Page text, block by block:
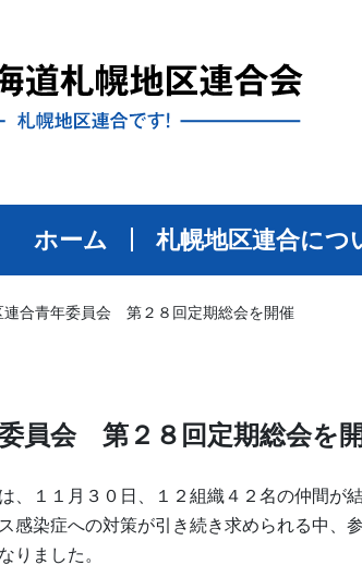
ホーム 札幌地区連合につ
連合青年委員会 第２８回定期総会を開催
員会 第２８回定期総会を
、１１月３０日、１２組織４２名の仲間が
感染症への対策が引き続き求められる中、
りました。